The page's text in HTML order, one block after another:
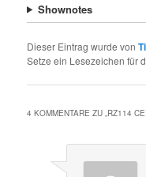
Shownotes
Dieser Eintrag wurde von
Setze ein Lesezeichen für
4 KOMMENTARE ZU „ RZ114